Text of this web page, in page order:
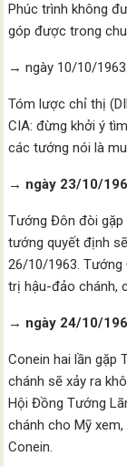
Phúc trình không
góp được trong
→ ngày 10/10/1963:
Tóm lược chỉ thị
CIA: đừng khởi ý
các tướng nói là
→ ngày 23/10/
Tướng Đôn đòi gặp
tướng quyết định
26/10/1963.
trị hậu-đảo chánh,
→ ngày 24/10/
Conein hai lần gặp
chánh sẽ xảy ra
Hội Đồng Tướng
chánh cho Mỹ
Conein.